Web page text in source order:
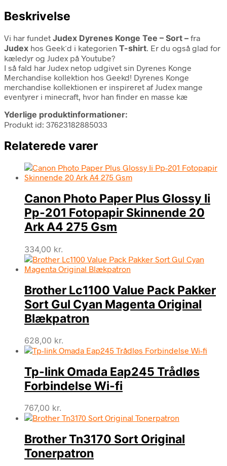
Beskrivelse
Vi har fundet Judex Dyrenes Konge Tee – Sort – fra
Judex hos Geek´d i kategorien T-shirt. Er du også glad for
kæledyr og Judex på Youtube?
I så fald har Judex netop udgivet sin Dyrenes Konge
Merchandise kollektion hos Geekd! Dyrenes Konge
merchandise kollektionen er inspireret af Judex mange
eventyrer i minecraft, hvor han finder en masse kæ
Yderlige produktinformationer:
Produkt id: 37623182885033
Relaterede varer
Canon Photo Paper Plus Glossy Ii
Pp-201 Fotopapir Skinnende 20
Ark A4 275 Gsm
334,00 kr.
Brother Lc1100 Value Pack Pakker
Sort Gul Cyan Magenta Original
Blækpatron
628,00 kr.
Tp-link Omada Eap245 Trådløs
Forbindelse Wi-fi
767,00 kr.
Brother Tn3170 Sort Original
Tonerpatron